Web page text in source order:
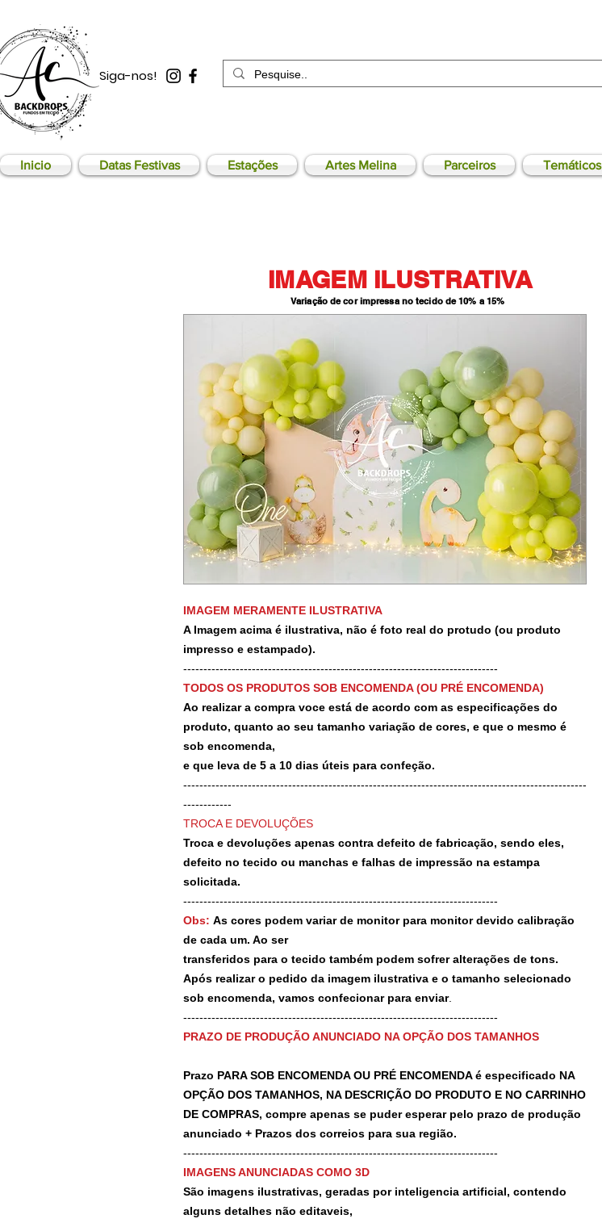
Siga-nos!
Inicio Datas Festivas Estações Artes Melina Parceiros Temáticos
IMAGEM MERAMENTE ILUSTRATIVA
A Imagem acima é ilustrativa, não é foto real do protudo (ou produto
impresso e estampado).
------------------------------------------------------------------------------
TODOS OS PRODUTOS SOB ENCOMENDA (OU PRÉ ENCOMENDA)
Ao realizar a compra voce está de acordo com as especificações do
produto, quanto ao seu tamanho variação de cores, e que o mesmo é
sob encomenda,
e que leva de 5 a 10 dias úteis para confeção.
----------------------------------------------------------------------------------------------------
------------
TROCA E DEVOLUÇÕES
Troca e devoluções apenas contra defeito de fabricação, sendo eles,
defeito no tecido ou manchas e falhas de impressão na estampa
solicitada.
------------------------------------------------------------------------------
Obs: As cores podem variar de monitor para monitor devido calibração
de cada um. Ao ser
transferidos para o tecido também podem sofrer alterações de tons.
Após realizar o pedido da imagem ilustrativa e o tamanho selecionado
sob encomenda, vamos confecionar para enviar.
------------------------------------------------------------------------------
PRAZO DE PRODUÇÃO ANUNCIADO NA OPÇÃO DOS TAMANHOS
Prazo PARA SOB ENCOMENDA OU PRÉ ENCOMENDA é especificado NA
OPÇÃO DOS TAMANHOS, NA DESCRIÇÃO DO PRODUTO E NO CARRINHO
DE COMPRAS, compre apenas se puder esperar pelo prazo de produção
anunciado + Prazos dos correios para sua região.
------------------------------------------------------------------------------
IMAGENS ANUNCIADAS COMO 3D
São imagens ilustrativas, geradas por inteligencia artificial, contendo
alguns detalhes não editaveis,
IMAGEM ILUSTRATIVA
Variação de cor impressa no tecido de 10% a 15%